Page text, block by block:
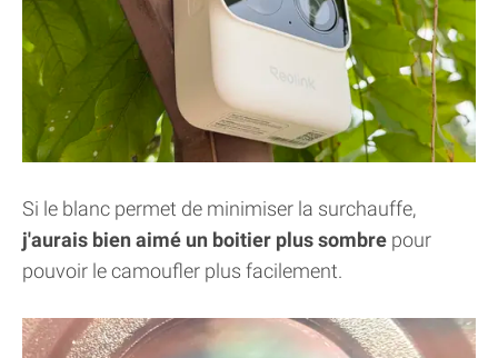
Si le blanc permet de minimiser la surchauffe,
j'aurais bien aimé un boitier plus sombre pour
pouvoir le camoufler plus facilement.